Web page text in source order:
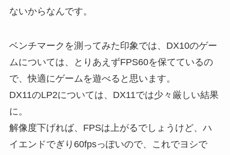
ないからなんです。
ベンチマークを測ってみた印象では、DX10のゲー
ムについては、とりあえずFPS60を保てているの
で、快適にゲームを遊べると思います。
DX11のLP2については、DX11では少々厳しい結果
に。
解像度下げれば、FPSは上がるでしょうけど、ハ
イエンドでぎり60fpsっぽいので、これでヨシで